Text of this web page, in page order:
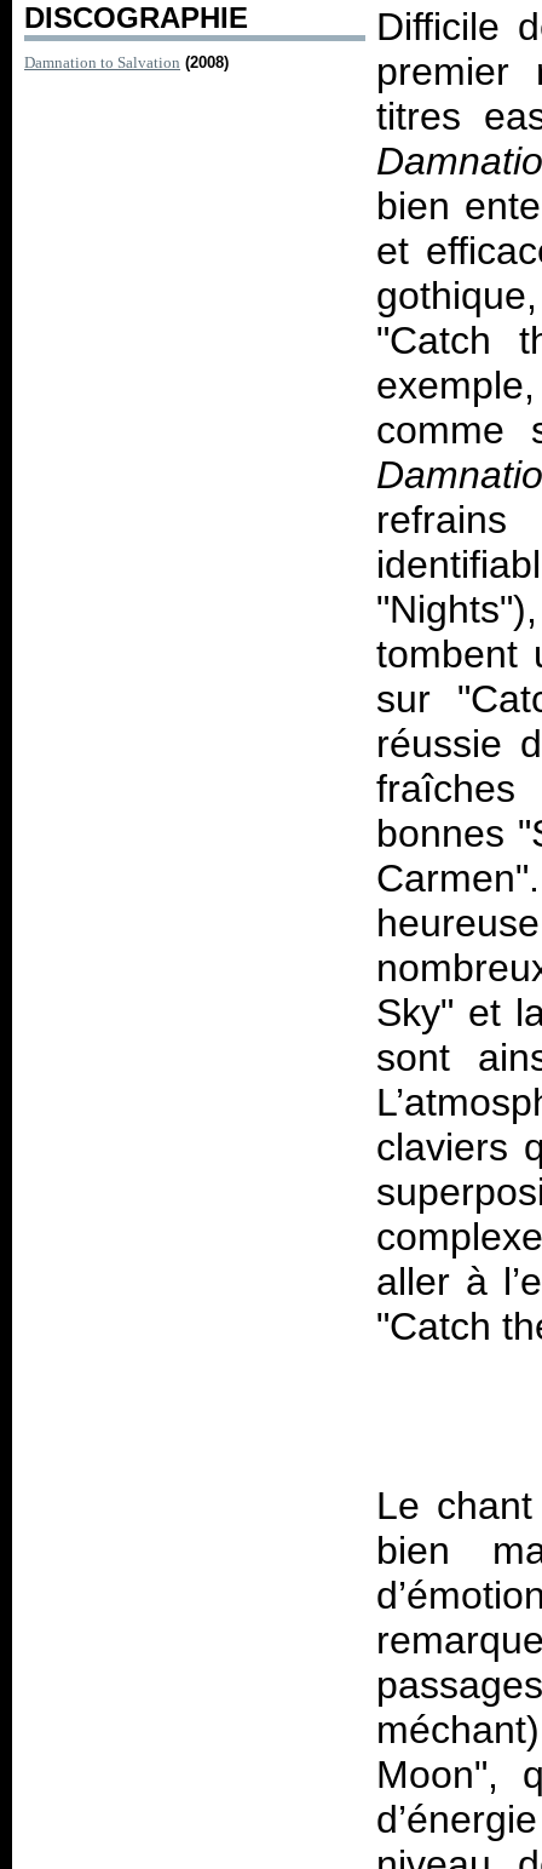
DISCOGRAPHIE
Damnation to Salvation (2008)
Difficile
premier
titres
bien
et
"Catch
comme
tombent
sur
réussie
bonnes
Sky" et
sont
claviers
aller à
Le
bien
Moon",